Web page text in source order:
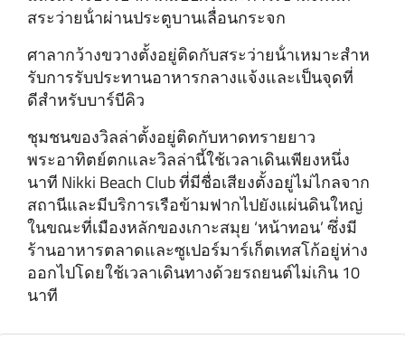
สระว่ายน้ําผ่านประตูบานเลื่อนกระจก
ศาลากว้างขวางตั้งอยู่ติดกับสระว่ายน้ําเหมาะสําห
รับการรับประทานอาหารกลางแจ้งและเป็นจุดที่
ดีสําหรับบาร์บีคิว
ชุมชนของวิลล่าตั้งอยู่ติดกับหาดทรายยาว
พระอาทิตย์ตกและวิลล่านี้ใช้เวลาเดินเพียงหนึ่ง
นาที Nikki Beach Club ที่มีชื่อเสียงตั้งอยู่ไม่ไกลจาก
สถานีและมีบริการเรือข้ามฟากไปยังแผ่นดินใหญ่
ในขณะที่เมืองหลักของเกาะสมุย ‘หน้าทอน’ ซึ่งมี
ร้านอาหารตลาดและซูเปอร์มาร์เก็ตเทสโก้อยู่ห่าง
ออกไปโดยใช้เวลาเดินทางด้วยรถยนต์ไม่เกิน 10
นาที